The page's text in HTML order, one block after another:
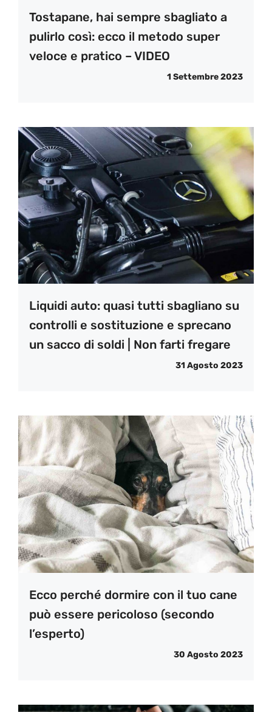
Tostapane, hai sempre sbagliato a
pulirlo così: ecco il metodo super
veloce e pratico – VIDEO
1 Settembre 2023
Liquidi auto: quasi tutti sbagliano su
controlli e sostituzione e sprecano
un sacco di soldi | Non farti fregare
31 Agosto 2023
Ecco perché dormire con il tuo cane
può essere pericoloso (secondo
l’esperto)
30 Agosto 2023